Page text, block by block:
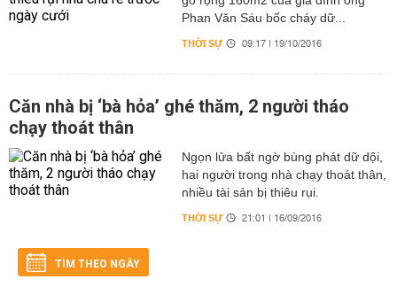
Phan Văn Sáu bốc cháy dữ...
THỜI SỰ 09:17 | 19/10/2016
Căn nhà bị ‘bà hỏa’ ghé thăm, 2 người tháo
chạy thoát thân
​Ngọn lửa bất ngờ bùng phát dữ dội,
hai người trong nhà chạy thoát thân,
nhiều tài sản bị thiêu rụi.
THỜI SỰ 21:01 | 16/09/2016
TÌM THEO NGÀY